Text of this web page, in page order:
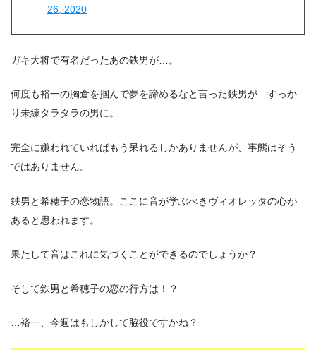
26, 2020
ガキ大将で有名だったあの鉄男が…。
何度も裕一の胸倉を掴んで夢を諦めるなと言った鉄男が…すっか
り未練タラタラの男に。
完全に嫌われていればもう呆れるしかありませんが、事態はそう
ではありません。
鉄男と希穂子の恋物語。ここに音が学ぶべきヴィオレッタの心が
あると思われます。
果たして音はこれに気づくことができるのでしょうか？
そして鉄男と希穂子の恋の行方は！？
…裕一、今週はもしかして脇役ですかね？